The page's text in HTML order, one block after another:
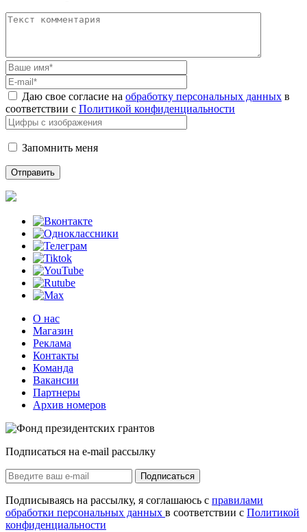
Даю свое согласие на обработку персональных данных в
соответствии с Политикой конфиденциальности
Запомнить меня
О нас
Магазин
Реклама
Контакты
Команда
Вакансии
Партнеры
Архив номеров
Подписаться на e-mail рассылку
Подписаться
Подписываясь на рассылку, я соглашаюсь с правилами
обработки персональных данных в соответствии с Политикой
конфиденциальности